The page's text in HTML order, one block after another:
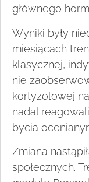
głównego
Wyniki były
miesiącach
klasycznej,
nie
kortyzolowej
nadal
bycia
Zmiana
społecznych.